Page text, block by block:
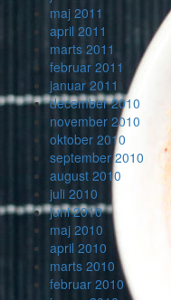
maj 2011
april 2011
marts 2011
februar 2011
januar 2011
december 2010
november 2010
oktober 2010
september 2010
august 2010
juli 2010
juni 2010
maj 2010
april 2010
marts 2010
februar 2010